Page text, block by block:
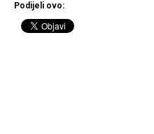
Podijeli ovo: